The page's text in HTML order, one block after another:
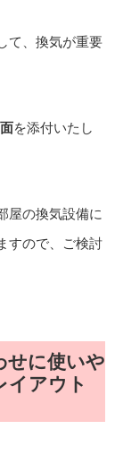
て、換気が重要
を添付いたし
屋の換気設備に
すので、ご検討
せに使いや
イアウト